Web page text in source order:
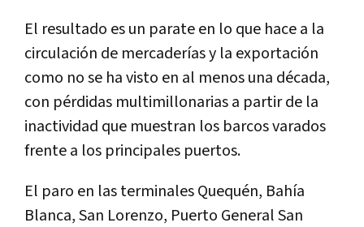
El resultado es un parate en lo que hace a la
circulación de mercaderías y la exportación
como no se ha visto en al menos una década,
con pérdidas multimillonarias a partir de la
inactividad que muestran los barcos varados
frente a los principales puertos.
El paro en las terminales Quequén, Bahía
Blanca, San Lorenzo, Puerto General San